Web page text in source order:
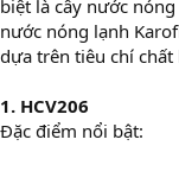
biệt là cây nước
nước nóng lạnh
dựa trên tiêu chí
1. HCV206
Đặc điểm nổi bật: